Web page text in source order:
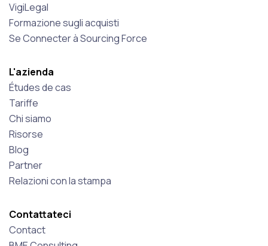
VigiLegal
Formazione sugli acquisti
Se Connecter à Sourcing Force
L'azienda
Études de cas
Tariffe
Chi siamo
Risorse
Blog
Partner
Relazioni con la stampa
Contattateci
Contact